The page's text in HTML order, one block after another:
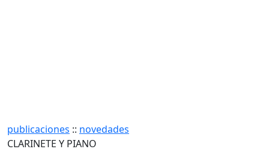
publicaciones :: novedades
CLARINETE Y PIANO